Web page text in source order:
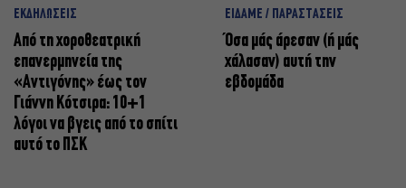
ΕΚΔΗΛΩΣΕΙΣ
Από τη χοροθεατρική
επανερμηνεία της
«Αντιγόνης» έως τον
Γιάννη Κότσιρα: 10+1
λόγοι να βγεις από το σπίτι
αυτό το ΠΣΚ
ΕΙΔΑΜΕ / ΠΑΡΑΣΤΑΣΕΙΣ
Όσα μάς άρεσαν (ή μάς
χάλασαν) αυτή την
εβδομάδα